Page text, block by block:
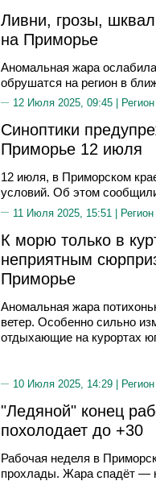
Ливни, грозы,
на Приморье
Аномальная жара
обрушатся на регион в
12 Июля 2025, 09:45 |
Синоптики
Приморье 12 июля
12 июля, в Приморском
условий. Об этом
11 Июля 2025, 15:51 |
К морю только в
неприятным
Приморье
Аномальная жара
ветер. Особенно сильно
отдыхающие на курортах
10 Июля 2025, 14:29 |
"Ледяной" конец
похолодает до +30
Рабочая неделя в
прохлады. Жара спадёт —